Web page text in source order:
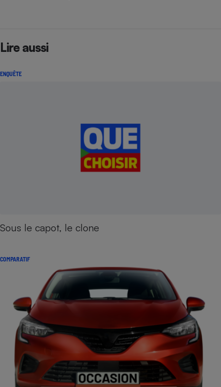
Lire aussi
ENQUÊTE
Sous le capot, le clone
COMPARATIF